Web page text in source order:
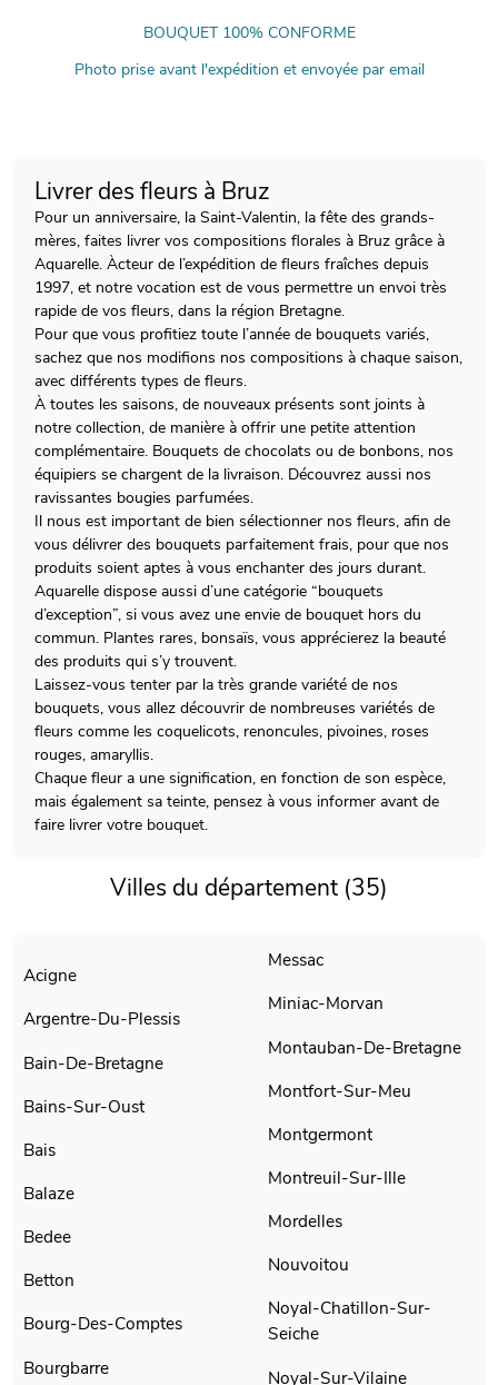
BOUQUET 100% CONFORME
Photo prise avant l'expédition et envoyée par email
Livrer des fleurs à Bruz
Pour un anniversaire, la Saint-Valentin, la fête des grands-
mères, faites livrer vos compositions florales à Bruz grâce à
Aquarelle. Àcteur de l’expédition de fleurs fraîches depuis
1997, et notre vocation est de vous permettre un envoi très
rapide de vos fleurs, dans la région Bretagne.
Pour que vous profitiez toute l’année de bouquets variés,
sachez que nos modifions nos compositions à chaque saison,
avec différents types de fleurs.
À toutes les saisons, de nouveaux présents sont joints à
notre collection, de manière à offrir une petite attention
complémentaire. Bouquets de chocolats ou de bonbons, nos
équipiers se chargent de la livraison. Découvrez aussi nos
ravissantes bougies parfumées.
Il nous est important de bien sélectionner nos fleurs, afin de
vous délivrer des bouquets parfaitement frais, pour que nos
produits soient aptes à vous enchanter des jours durant.
Aquarelle dispose aussi d’une catégorie “bouquets
d’exception”, si vous avez une envie de bouquet hors du
commun. Plantes rares, bonsaïs, vous apprécierez la beauté
des produits qui s’y trouvent.
Laissez-vous tenter par la très grande variété de nos
bouquets, vous allez découvrir de nombreuses variétés de
fleurs comme les coquelicots, renoncules, pivoines, roses
rouges, amaryllis.
Chaque fleur a une signification, en fonction de son espèce,
mais également sa teinte, pensez à vous informer avant de
faire livrer votre bouquet.
Villes du département (35)
Acigne
Argentre-Du-Plessis
Bain-De-Bretagne
Bains-Sur-Oust
Bais
Balaze
Bedee
Betton
Bourg-Des-Comptes
Bourgbarre
Messac
Miniac-Morvan
Montauban-De-Bretagne
Montfort-Sur-Meu
Montgermont
Montreuil-Sur-Ille
Mordelles
Nouvoitou
Noyal-Chatillon-Sur-
Seiche
Noyal-Sur-Vilaine